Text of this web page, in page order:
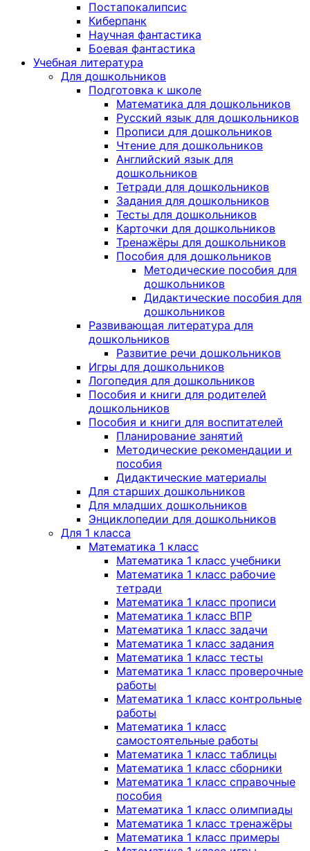
Постапокалипсис
Киберпанк
Научная фантастика
Боевая фантастика
Учебная литература
Для дошкольников
Подготовка к школе
Математика для дошкольников
Русский язык для дошкольников
Прописи для дошкольников
Чтение для дошкольников
Английский язык для
дошкольников
Тетради для дошкольников
Задания для дошкольников
Тесты для дошкольников
Карточки для дошкольников
Тренажёры для дошкольников
Пособия для дошкольников
Методические пособия для
дошкольников
Дидактические пособия для
дошкольников
Развивающая литература для
дошкольников
Развитие речи дошкольников
Игры для дошкольников
Логопедия для дошкольников
Пособия и книги для родителей
дошкольников
Пособия и книги для воспитателей
Планирование занятий
Методические рекомендации и
пособия
Дидактические материалы
Для старших дошкольников
Для младших дошкольников
Энциклопедии для дошкольников
Для 1 класса
Математика 1 класс
Математика 1 класс учебники
Математика 1 класс рабочие
тетради
Математика 1 класс прописи
Математика 1 класс ВПР
Математика 1 класс задачи
Математика 1 класс задания
Математика 1 класс тесты
Математика 1 класс проверочные
работы
Математика 1 класс контрольные
работы
Математика 1 класс
самостоятельные работы
Математика 1 класс таблицы
Математика 1 класс сборники
Математика 1 класс справочные
пособия
Математика 1 класс олимпиады
Математика 1 класс тренажёры
Математика 1 класс примеры